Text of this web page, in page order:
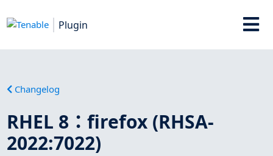
Plugin
Changelog
RHEL 8：firefox (RHSA-
2022:7022)